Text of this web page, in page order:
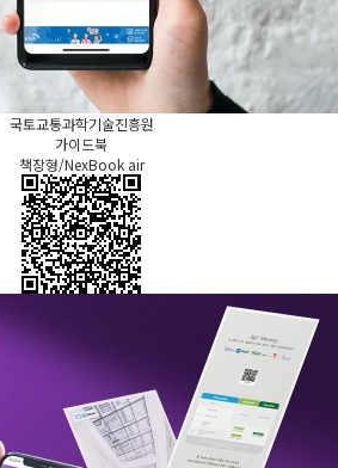
국토교통과학기술진흥원
가이드북
책장형/NexBook air